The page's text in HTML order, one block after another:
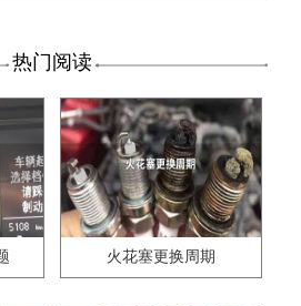
热门阅读
火花塞更换周期